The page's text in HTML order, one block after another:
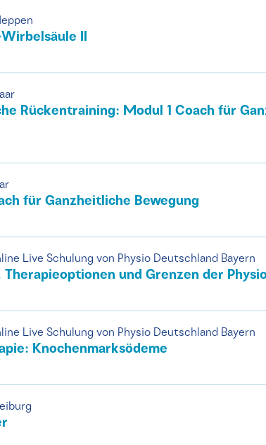
II
Rückentraining: Modul 1 Coach für
für Ganzheitliche Bewegung
Live Schulung von Physio Deutschland Bayern
Therapieoptionen und Grenzen der
Live Schulung von Physio Deutschland Bayern
Knochenmarksödeme